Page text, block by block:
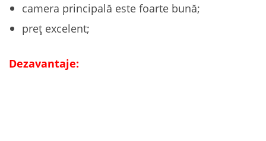
camera principală este foarte bună;
preț excelent;
Dezavantaje: